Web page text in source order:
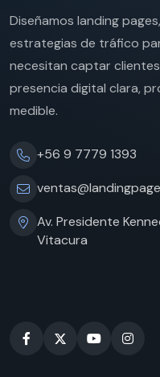
Diseñamos landing
estrategias de tráfico
necesitan captar
presencia digital clara,
medible.
+56 9 7779 1393
Av. Presidente
Vitacura